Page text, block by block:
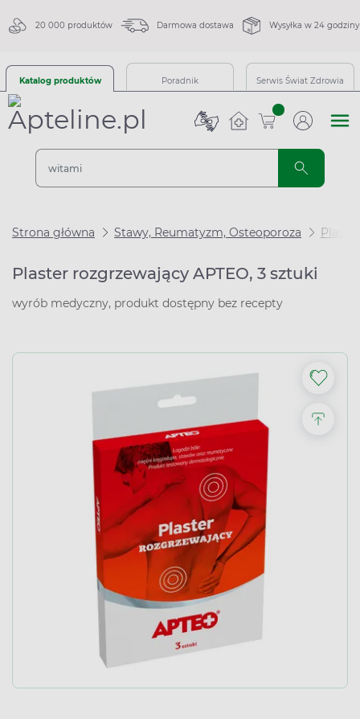
20 000 produktów Darmowa dostawa Wysyłka w 24 godziny
Katalog produktów Poradnik Serwis Świat Zdrowia
sztuk
Strona główna Stawy, Reumatyzm, Osteoporoza
Plaster rozgrzewający APTEO, 3 sztuki
wyrób medyczny, produkt dostępny bez recepty